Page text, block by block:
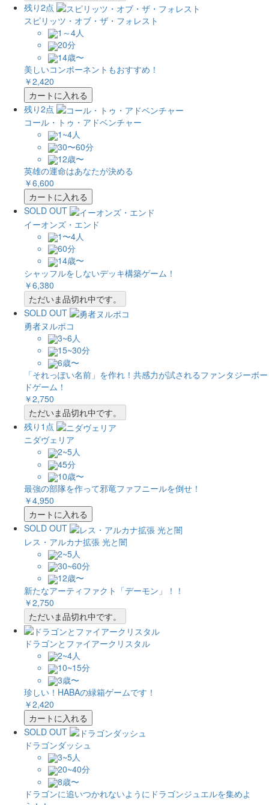
残り2点
スピリッツ・オブ・ザ・フォレスト
1～4人
20分
14歳〜
美しいコンポーネントもおすすめ！
￥2,420
カートに入れる
残り2点
コール・トゥ・アドベンチャー
1~4人
30〜60分
12歳〜
英雄の運命はあなたが決める
￥6,600
カートに入れる
SOLD OUT
イーオンズ・エンド
1〜4人
60分
14歳〜
シャッフルをしないデッキ構築ゲーム！
￥6,380
ただいま品切れ中です。
SOLD OUT
勇者ヌルポコ
3~6人
15~30分
6歳〜
「それっぽい名前」を作れ！共感力が試されるファンタジーボー
ドゲーム！
￥2,750
ただいま品切れ中です。
残り1点
ニダヴェリア
2~5人
45分
10歳〜
最強の部隊を作って邪竜ファフニールを倒せ！
￥4,950
カートに入れる
SOLD OUT
レス・アルカナ拡張 光と闇
2~5人
30~60分
12歳〜
新たなアーティファクト「デーモン」！！
￥2,750
ただいま品切れ中です。
ドラゴンとファイアークリスタル
2~4人
10~15分
3歳〜
珍しい！HABAの緑箱ゲームです！
￥2,420
カートに入れる
SOLD OUT
ドラゴンダッシュ
3~5人
20~40分
8歳〜
ドラゴンに追いつかれないようにドラゴンジュエルを集めよ